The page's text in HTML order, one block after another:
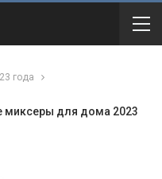
года
миксеры для дома 2023